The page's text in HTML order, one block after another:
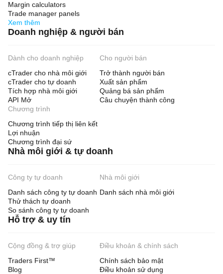
Margin calculators
Trade manager panels
Xem thêm
Doanh nghiệp & người bán
Dành cho doanh nghiệp
cTrader cho nhà môi giới
cTrader cho tự doanh
Tích hợp nhà môi giới
API Mở
Cho người bán
Trở thành người bán
Xuất sản phẩm
Quảng bá sản phẩm
Câu chuyện thành công
Chương trình
Chương trình tiếp thị liên kết
Lợi nhuận
Chương trình đại sứ
Nhà môi giới & tự doanh
Công ty tự doanh
Danh sách công ty tự doanh
Thử thách tự doanh
So sánh công ty tự doanh
Nhà môi giới
Danh sách nhà môi giới
Hỗ trợ & uy tín
Cộng đồng & trợ giúp
Traders First™
Blog
Điều khoản & chính sách
Chính sách bảo mật
Điều khoản sử dụng